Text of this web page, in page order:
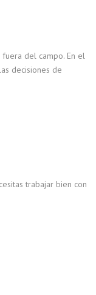
del campo. En el
decisiones de
trabajar bien con